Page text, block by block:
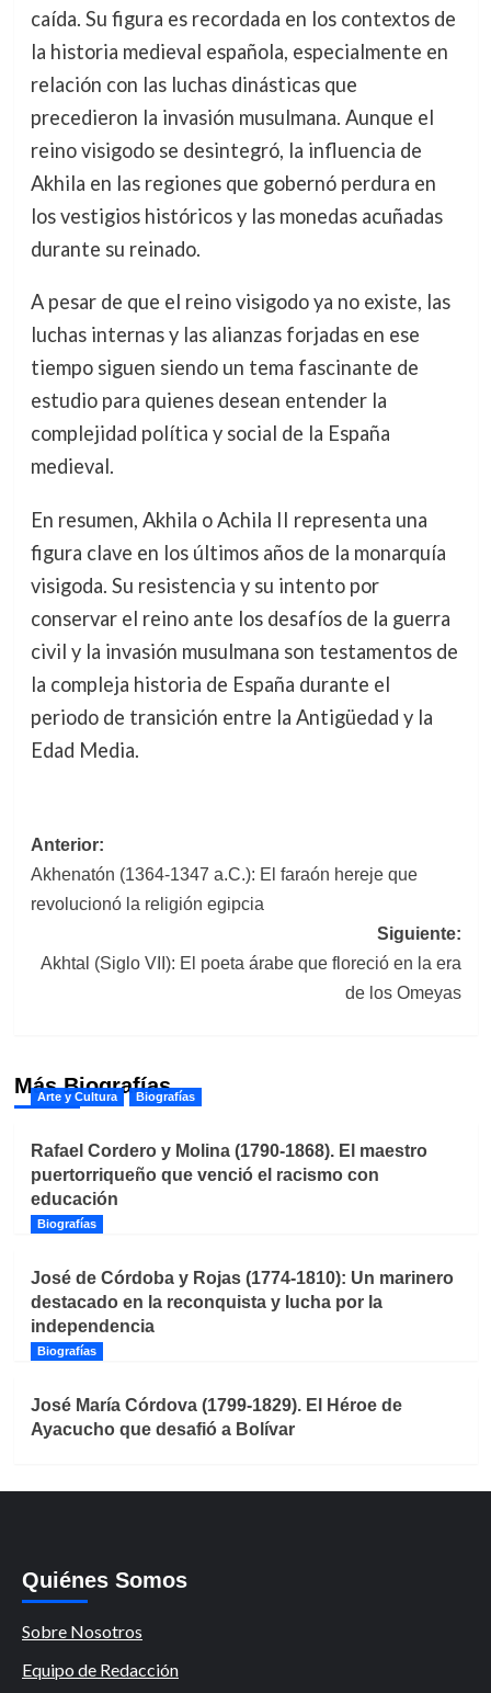
caída. Su figura es recordada en los contextos de
la historia medieval española, especialmente en
relación con las luchas dinásticas que
precedieron la invasión musulmana. Aunque el
reino visigodo se desintegró, la influencia de
Akhila en las regiones que gobernó perdura en
los vestigios históricos y las monedas acuñadas
durante su reinado.
A pesar de que el reino visigodo ya no existe, las
luchas internas y las alianzas forjadas en ese
tiempo siguen siendo un tema fascinante de
estudio para quienes desean entender la
complejidad política y social de la España
medieval.
En resumen, Akhila o Achila II representa una
figura clave en los últimos años de la monarquía
visigoda. Su resistencia y su intento por
conservar el reino ante los desafíos de la guerra
civil y la invasión musulmana son testamentos de
la compleja historia de España durante el
periodo de transición entre la Antigüedad y la
Edad Media.
Navegación
de
Anterior:
Akhenatón (1364-1347 a.C.): El faraón hereje que
revolucionó la religión egipcia
Siguiente:
Akhtal (Siglo VII): El poeta árabe que floreció en la era
de los Omeyas
Más Biografías
Arte y Cultura Biografías
Rafael Cordero y Molina (1790-1868). El maestro
puertorriqueño que venció el racismo con
educación
Biografías
José de Córdoba y Rojas (1774-1810): Un marinero
destacado en la reconquista y lucha por la
independencia
Biografías
José María Córdova (1799-1829). El Héroe de
Ayacucho que desafió a Bolívar
Quiénes Somos
Sobre Nosotros
Equipo de Redacción